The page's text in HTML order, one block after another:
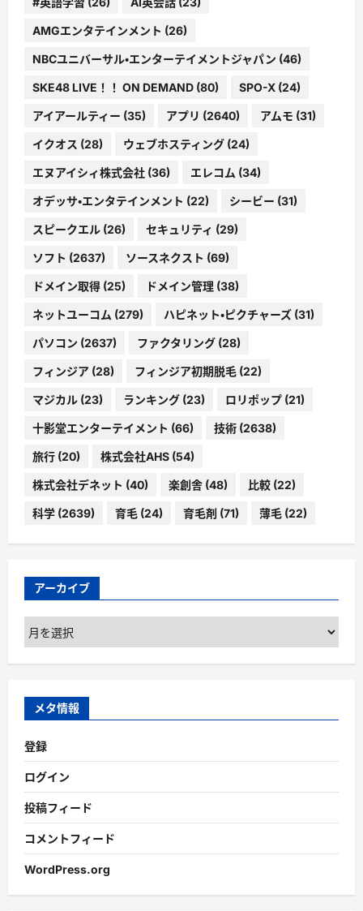
AMGエンタテインメント (26)
NBCユニバーサル・エンターテイメントジャパン (46)
SKE48 LIVE！！ ON DEMAND (80) SPO-X (24)
アイアールティー (35) アプリ (2640) アムモ (31)
イクオス (28) ウェブホスティング (24)
エヌアイシィ株式会社 (36) エレコム (34)
オデッサ・エンタテインメント (22) シービー (31)
スピークエル (26) セキュリティ (29)
ソフト (2637) ソースネクスト (69)
ドメイン取得 (25) ドメイン管理 (38)
ネットユーコム (279) ハピネット・ピクチャーズ (31)
パソコン (2637) ファクタリング (28)
フィンジア (28) フィンジア初期脱毛 (22)
マジカル (23) ランキング (23) ロリポップ (21)
十影堂エンターテイメント (66) 技術 (2638)
旅行 (20) 株式会社AHS (54)
株式会社デネット (40) 楽創舎 (48) 比較 (22)
科学 (2639) 育毛 (24) 育毛剤 (71) 薄毛 (22)
アーカイブ
ア
ー
カ
ブ
メタ情報
登録
ログイン
投稿フィード
コメントフィード
WordPress.org